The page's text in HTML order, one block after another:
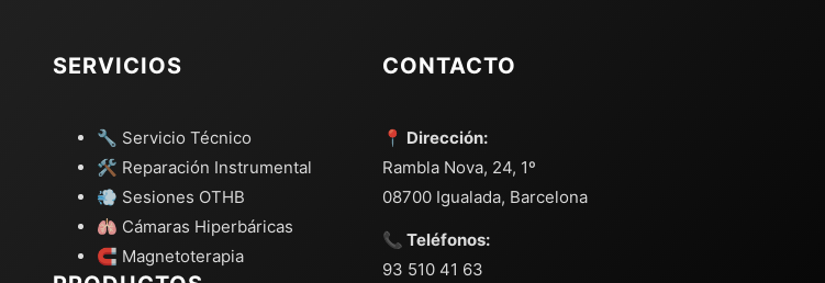
SERVICIOS
🔧 Servicio Técnico
🛠️ Reparación Instrumental
💨 Sesiones OTHB
🫁 Cámaras Hiperbáricas
🧲 Magnetoterapia
CONTACTO
📍 Dirección:
Rambla Nova, 24, 1º
08700 Igualada, Barcelona
📞 Teléfonos:
93 510 41 63